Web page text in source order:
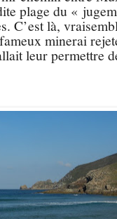
plage du «
C’est là,
minerai
leur